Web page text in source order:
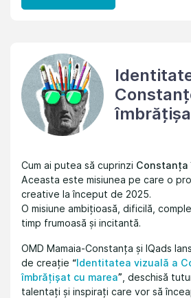
Cum ai putea să cuprinzi Constanța
Aceasta este misiunea pe care o
creative la început de 2025.
O misiune ambițioasă, dificilă,
timp frumoasă și incitantă.
OMD Mamaia-Constanța și IQads
de creație “Identitatea vizuală a
îmbrățișat cu marea” , deschisă
talentați și inspirați care vor să